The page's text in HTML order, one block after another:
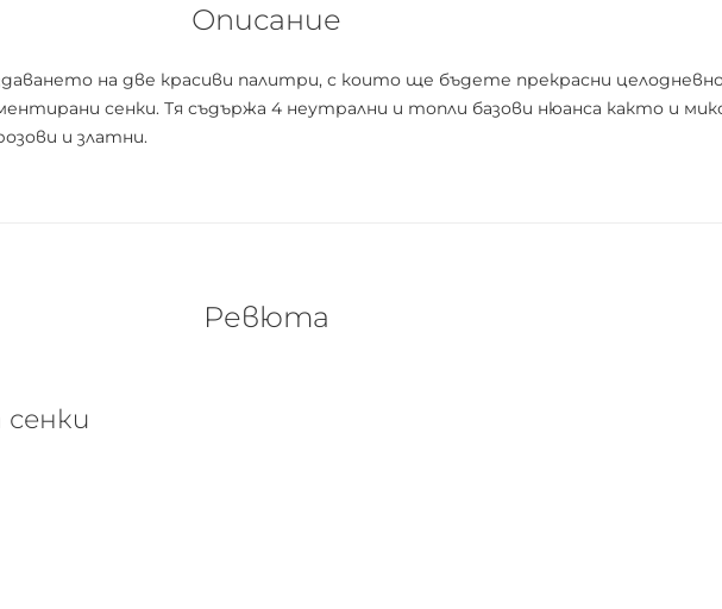
Описание
на две красиви палитри, с които ще бъдете прекрасни
сенки. Тя съдържа 4 неутрални и топли базови нюанса както и
и златни.
Ревюта